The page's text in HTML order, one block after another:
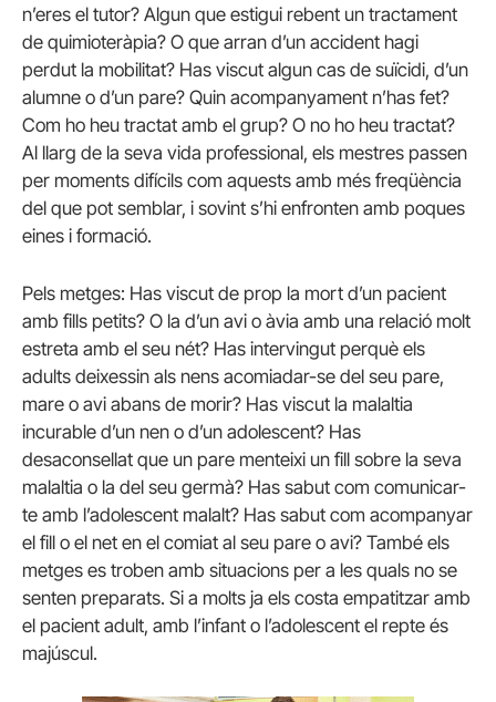
n’eres el tutor? Algun que estigui rebent un tractament
de quimioteràpia? O que arran d’un accident hagi
perdut la mobilitat? Has viscut algun cas de suïcidi, d’un
alumne o d’un pare? Quin acompanyament n’has fet?
Com ho heu tractat amb el grup? O no ho heu tractat?
Al llarg de la seva vida professional, els mestres passen
per moments difícils com aquests amb més freqüència
del que pot semblar, i sovint s’hi enfronten amb poques
eines i formació.
Pels metges: Has viscut de prop la mort d’un pacient
amb fills petits? O la d’un avi o àvia amb una relació molt
estreta amb el seu nét? Has intervingut perquè els
adults deixessin als nens acomiadar-se del seu pare,
mare o avi abans de morir? Has viscut la malaltia
incurable d’un nen o d’un adolescent? Has
desaconsellat que un pare menteixi un fill sobre la seva
malaltia o la del seu germà? Has sabut com comunicar-
te amb l’adolescent malalt? Has sabut com acompanyar
el fill o el net en el comiat al seu pare o avi? També els
metges es troben amb situacions per a les quals no se
senten preparats. Si a molts ja els costa empatitzar amb
el pacient adult, amb l’infant o l’adolescent el repte és
majúscul.